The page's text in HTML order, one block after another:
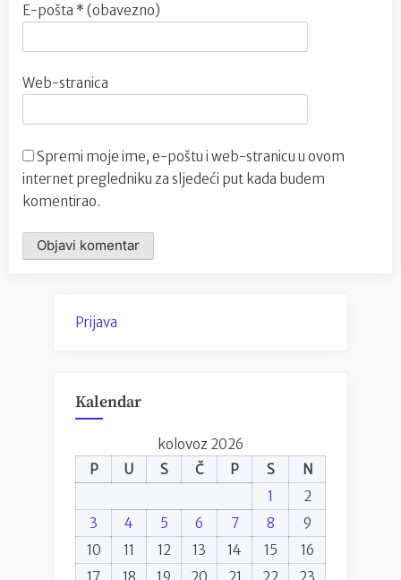
E-pošta * (obavezno)
Web-stranica
Spremi moje ime, e-poštu i web-stranicu u ovom
internet pregledniku za sljedeći put kada budem
komentirao.
Prijava
Kalendar
kolovoz 2026
P
U S Č P S
N
1
2
3
4 5 6 7 8
9
10
11 12 13 14 15
16
17
18 19 20 21 22
23